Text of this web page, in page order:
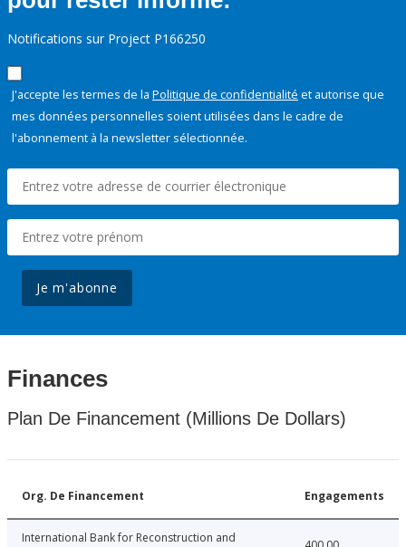
Notifications sur Project P166250
J'accepte les termes de la Politique de confidentialité et autorise que
mes données personnelles soient utilisées dans le cadre de
l'abonnement à la newsletter sélectionnée.
Je m'abonne
Finances
Plan De Financement (Millions De Dollars)
Org. De Financement Engagements
International Bank for Reconstruction and